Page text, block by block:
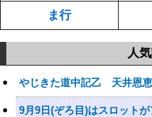
ま行
人
やじきた道中記乙 天井恩
9月9日(ぞろ目)はスロット